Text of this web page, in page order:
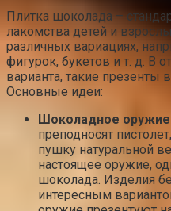
Плитка шоколада –
лакомства детей и
различных вариациях,
фигурок, букетов и т. д. В
варианта, такие презенты
Основные идеи:
Шоколадное оружие
преподносят
пушку натуральной
настоящее оружие,
шоколада. Изделия
интересным